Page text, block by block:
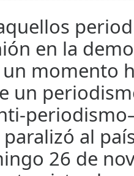
en la
momento
un
al
26 de